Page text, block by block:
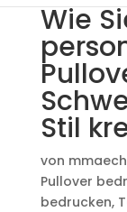
Wie
Stil
von
Pullover
bedrucken,